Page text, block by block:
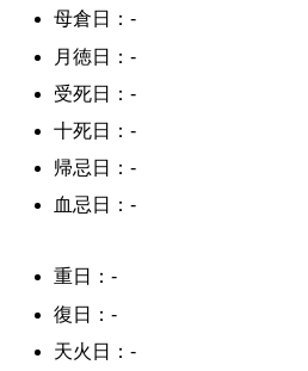
母倉日：-
月徳日：-
受死日：-
十死日：-
帰忌日：-
血忌日：-
重日：-
復日：-
天火日：-